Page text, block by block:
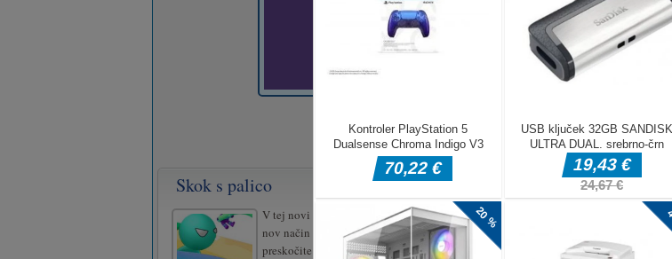
Skok s palico
V tej novi dirki preizkusite novo progo,
nov način igranja, ob pravem času
preskočite ovire s palico, popoln skok vam